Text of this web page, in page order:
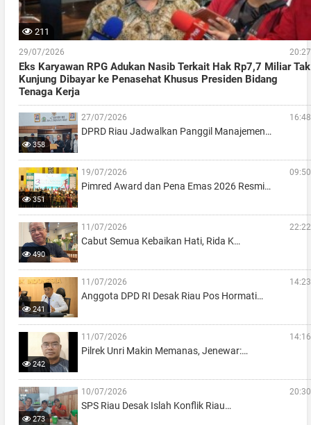
211
29/07/2026 20:27
Eks Karyawan RPG Adukan Nasib Terkait Hak Rp7,7 Miliar Tak
Kunjung Dibayar ke Penasehat Khusus Presiden Bidang
Tenaga Kerja
358
27/07/2026 16:48
DPRD Riau Jadwalkan Panggil Manajemen…
351
19/07/2026 09:50
Pimred Award dan Pena Emas 2026 Resmi…
490
11/07/2026 22:22
Cabut Semua Kebaikan Hati, Rida K…
241
11/07/2026 14:23
Anggota DPD RI Desak Riau Pos Hormati…
242
11/07/2026 14:16
Pilrek Unri Makin Memanas, Jenewar:…
273
10/07/2026 20:30
SPS Riau Desak Islah Konflik Riau…